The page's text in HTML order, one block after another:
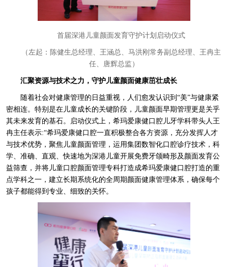
首届深港儿童颜面发育守护计划启动仪式
（左起：陈健生总经理、王涵总、马洪刚常务副总经理、王冉主
任、唐辉总监）
汇聚资源与技术之力， 守护儿童颜面健康茁壮成长
随着社会对健康管理的日益重视，人们愈发认识到“美”与健康紧
密相连。特别是在儿童成长的关键阶段，儿童颜面早期管理更是关乎
其未来发育的基石。启动仪式上，希玛爱康健口腔儿牙学科带头人王
冉主任表示:“希玛爱康健口腔一直积极整合各方资源，充分发挥人才
与技术优势，聚焦儿童颜面管理，运用集团数智化口腔诊疗技术，科
学、准确、直观、快速地为深港儿童开展免费牙颌畸形及颜面发育公
益筛查，并将儿童口腔颜面管理专科打造成希玛爱康健口腔打造的重
点学科之一，建立长期系统化的全周期颜面健康管理体系，确保每个
孩子都能得到专业、细致的关怀。